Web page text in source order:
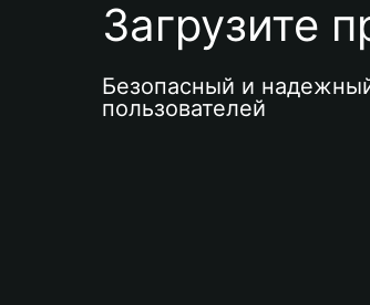
Загрузите
Безопасный и
пользователей